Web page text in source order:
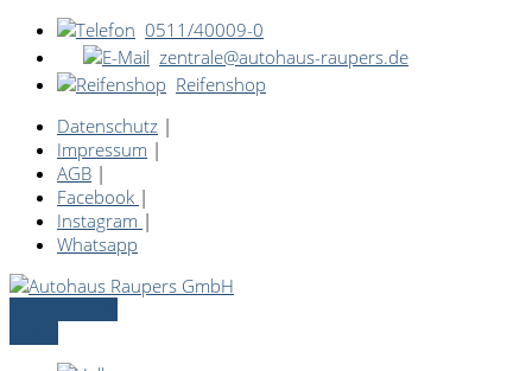
0511/40009-0
zentrale@autohaus-raupers.de
Reifenshop
Datenschutz |
Impressum |
AGB |
Facebook |
Instagram |
Whatsapp